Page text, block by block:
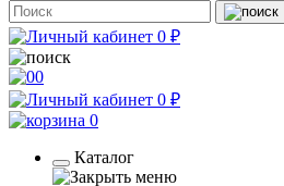
0 ₽
0
0 ₽
0
Каталог